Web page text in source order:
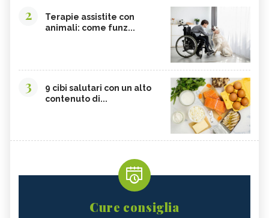
2
Terapie assistite con
animali: come funz...
3
9 cibi salutari con un alto
contenuto di...
Cure consiglia